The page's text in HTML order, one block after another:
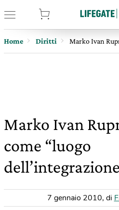
Home Diritti Marko Ivan
Marko Ivan
come “luogo
7 gennaio 2010, di